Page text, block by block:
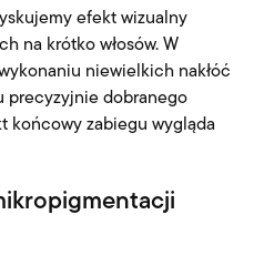
efekt wizualny
na krótko włosów. W
niewielkich nakłóć
precyzyjnie dobranego
końcowy zabiegu wygląda